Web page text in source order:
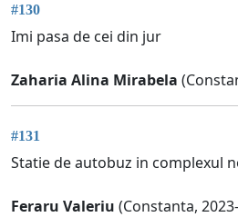
#130
Imi pasa de cei din jur
Zaharia Alina Mirabela
#131
Statie de autobuz in complexul
Feraru Valeriu (Constanta,